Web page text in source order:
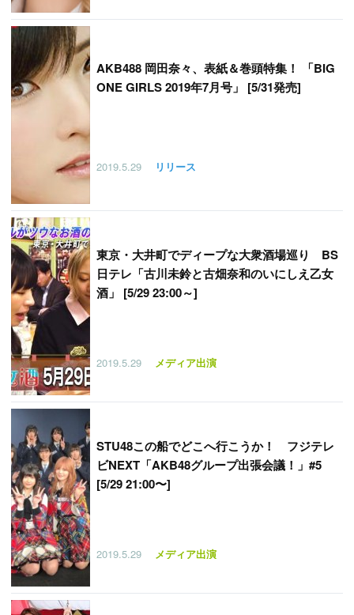
AKB488 岡田奈々、表紙＆巻頭特集！ 「BIG
ONE GIRLS 2019年7月号」 [5/31発売]
2019.5.29 リリース
東京・大井町でディープな大衆酒場巡り BS
日テレ「古川未鈴と古畑奈和のいにしえ乙女
酒」 [5/29 23:00～]
2019.5.29 メディア出演
STU48この船でどこへ行こうか！ フジテレ
ビNEXT「AKB48グループ出張会議！」#5
[5/29 21:00〜]
2019.5.29 メディア出演